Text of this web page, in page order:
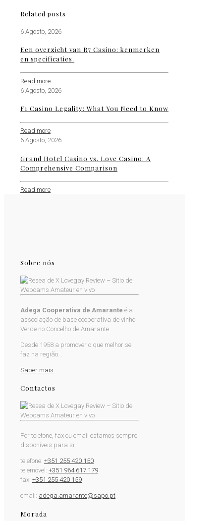
Related posts
6 Agosto, 2026
Een overzicht van R7 Casino: kenmerken
en specificaties.
Read more
6 Agosto, 2026
F1 Casino Legality: What You Need to Know
Read more
6 Agosto, 2026
Grand Hotel Casino vs. Love Casino: A
Comprehensive Comparison
Read more
Sobre nós
Adega Cooperativa de Amarante é a
associação de base cooperativa de vinho
Verde no Concelho de Amarante.
Desde 1958 a promover o que melhor se
faz na região...
Saber mais
Contactos
Por telefone, fax ou email estamos sempre
disponíveis para si.
telefone: +351 255 420 150
telemóvel: +351 964 617 179
fax: +351 255 420 159
email: adega.amarante@sapo.pt
Morada